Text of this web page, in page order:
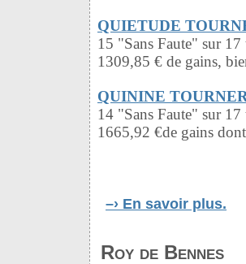
QUIETUDE
15 "Sans Faute" sur 17
1309,85 € de gains,
QUININE
14 "Sans Faute" sur 17
1665,92 €de gains
–› En savoir plus.
Roy de Bennes